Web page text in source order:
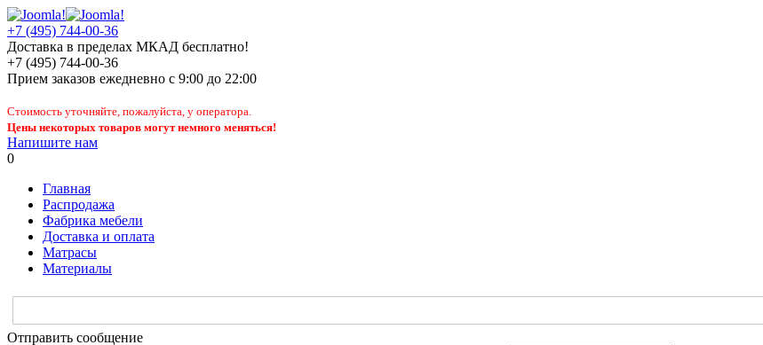
+7 (495) 744-00-36
Доставка в пределах МКАД бесплатно!
+7 (495) 744-00-36
Прием заказов ежедневно с 9:00 до 22:00
Стоимость уточняйте, пожалуйста, у оператора.
Цены некоторых товаров могут немного меняться!
Напишите нам
0
Главная
Распродажа
Фабрика мебели
Доставка и оплата
Матрасы
Материалы
Отправить сообщение